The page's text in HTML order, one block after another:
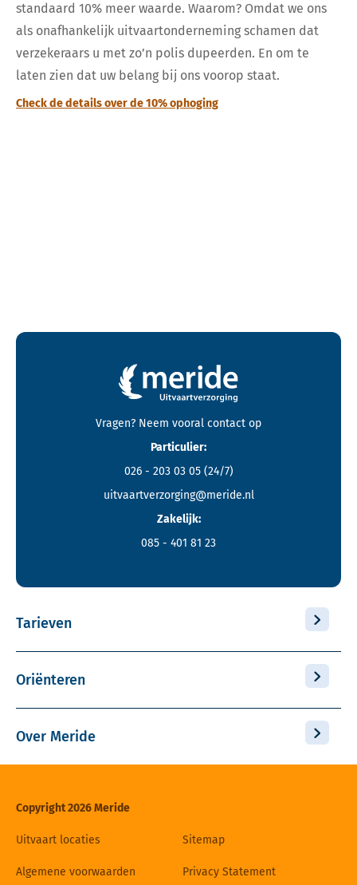
standaard 10% meer waarde. Waarom? Omdat we ons
als onafhankelijk uitvaartonderneming schamen dat
verzekeraars u met zo’n polis dupeerden. En om te
laten zien dat uw belang bij ons voorop staat.
Check de details over de 10% ophoging
Contactgegevens en footer menu van Meride
Vragen? Neem vooral contact op
Particulier:
026 - 203 03 05 (24/7)
uitvaartverzorging@meride.nl
Zakelijk:
085 - 401 81 23
Tarieven
Oriënteren
Over Meride
Copyright 2026 Meride
Uitvaart locaties Sitemap
Algemene voorwaarden Privacy Statement